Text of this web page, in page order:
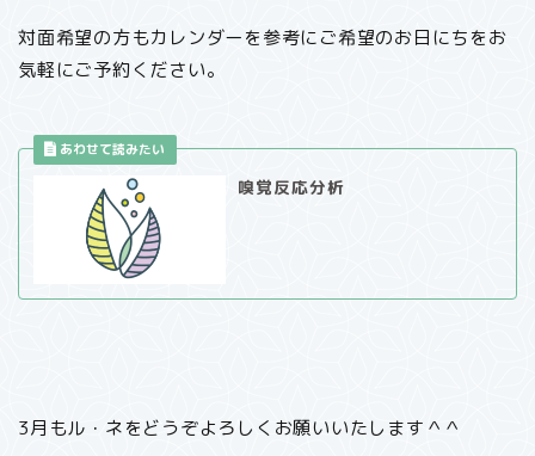
対面希望の方もカレンダーを参考にご希望のお日にちをお
気軽にご予約ください。
嗅覚反応分析
3月もル・ネをどうぞよろしくお願いいたします＾＾